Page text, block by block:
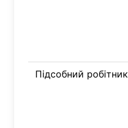
Підсобний робітник